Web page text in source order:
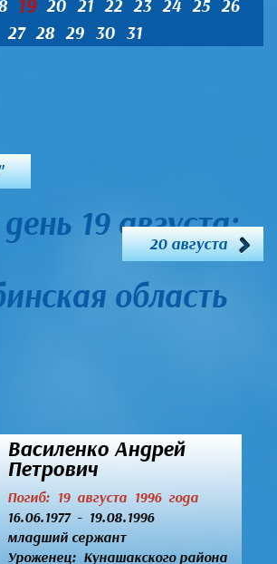
19 20 21 22 23 24 25 26
27 28 29 30 31
19 августа:
20 августа
область
Василенко Андрей
Петрович
Погиб: 19 августа 1996 года
16.06.1977 - 19.08.1996
младший сержант
Уроженец:Кунашакского района